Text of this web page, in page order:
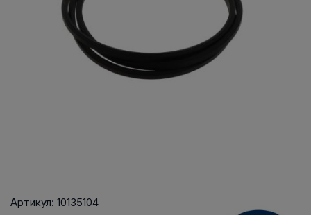
Артикул: 10135104